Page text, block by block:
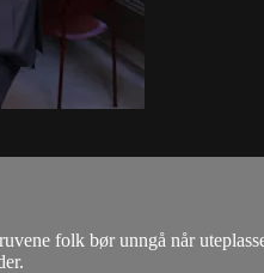
folk bør unngå når